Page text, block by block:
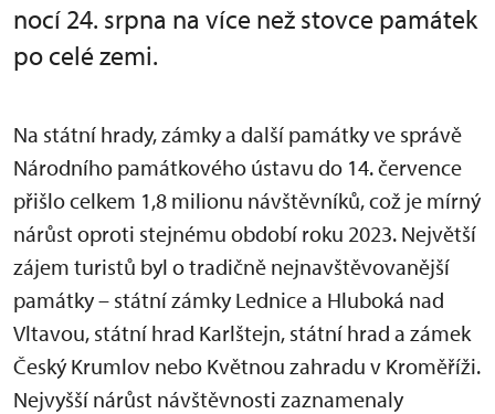
nocí 24. srpna na více než stovce památek
po celé zemi.
Na státní hrady, zámky a další památky ve správě
Národního památkového ústavu do 14. července
přišlo celkem 1,8 milionu návštěvníků, což je mírný
nárůst oproti stejnému období roku 2023. Největší
zájem turistů byl o tradičně nejnavštěvovanější
památky – státní zámky Lednice a Hluboká nad
Vltavou, státní hrad Karlštejn, státní hrad a zámek
Český Krumlov nebo Květnou zahradu v Kroměříži.
Nejvyšší nárůst návštěvnosti zaznamenaly